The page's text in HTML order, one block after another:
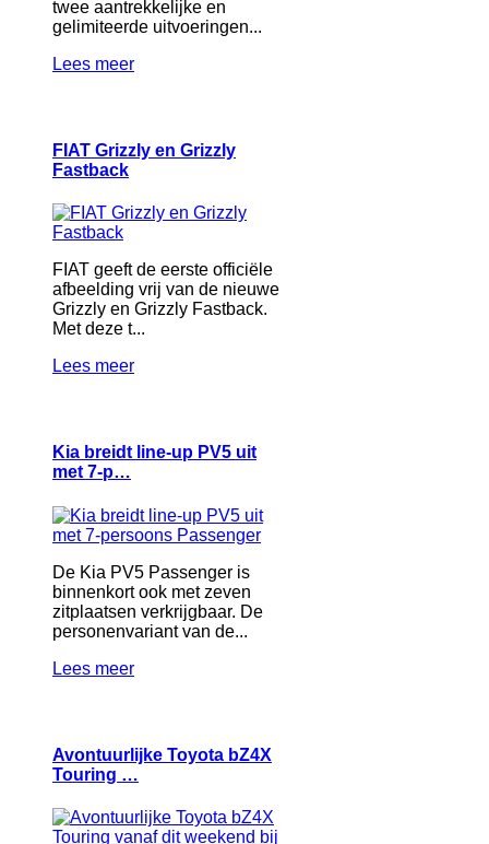
twee aantrekkelijke en
gelimiteerde uitvoeringen...
Lees meer
FIAT Grizzly en Grizzly
Fastback
FIAT geeft de eerste officiële
afbeelding vrij van de nieuwe
Grizzly en Grizzly Fastback.
Met deze t...
Lees meer
Kia breidt line-up PV5 uit
met 7-p…
De Kia PV5 Passenger is
binnenkort ook met zeven
zitplaatsen verkrijgbaar. De
personenvariant van de...
Lees meer
Avontuurlijke Toyota bZ4X
Touring …